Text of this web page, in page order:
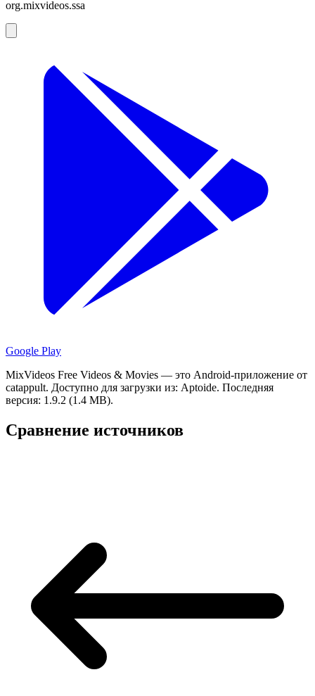
org.mixvideos.ssa
Google Play
MixVideos Free Videos & Movies — это Android-приложение от
catappult. Доступно для загрузки из: Aptoide. Последняя
версия: 1.9.2 (1.4 MB).
Сравнение источников